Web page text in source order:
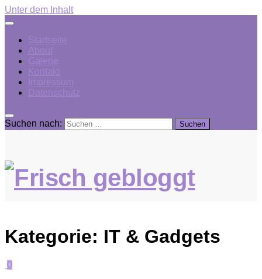
Unter dem Inhalt
Startseite
About
Galerie
Kontakt
Impressum
Datenschutz
Suchen nach:
Kategorie: IT & Gadgets
0